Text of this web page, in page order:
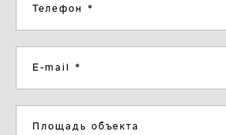
Телефон *
E-mail *
Площадь объекта